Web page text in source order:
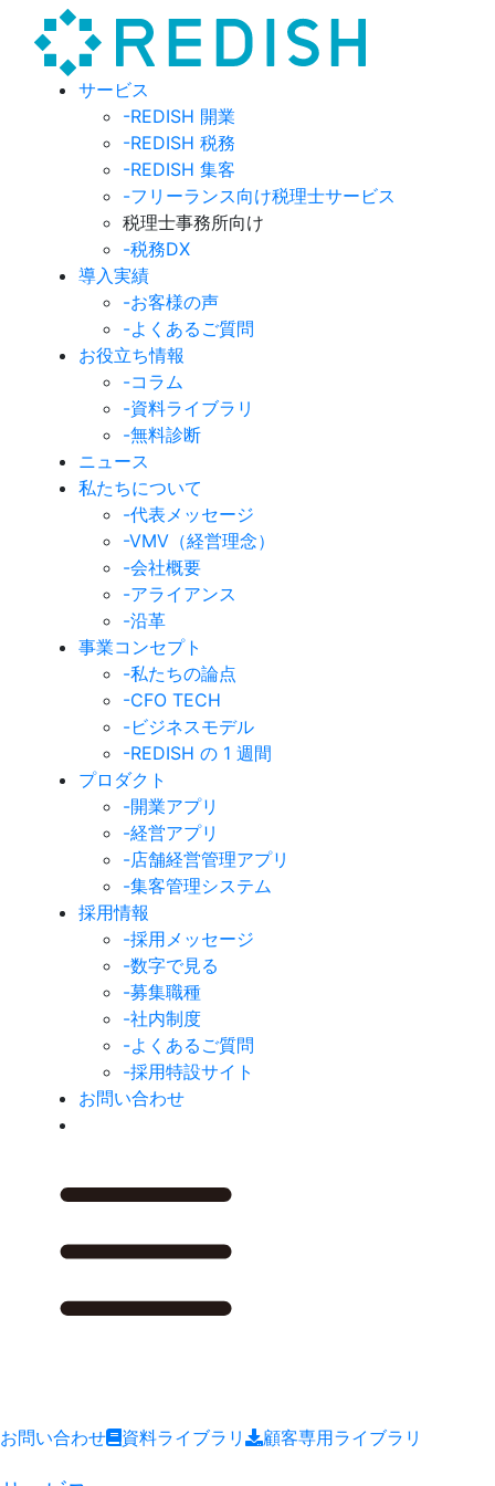
サービス
-REDISH 開業
-REDISH 税務
-REDISH 集客
-フリーランス向け税理士サービス
税理士事務所向け
-税務DX
導入実績
-お客様の声
-よくあるご質問
お役立ち情報
-コラム
-資料ライブラリ
-無料診断
ニュース
私たちについて
-代表メッセージ
-VMV（経営理念）
-会社概要
-アライアンス
-沿革
事業コンセプト
-私たちの論点
-CFO TECH
-ビジネスモデル
-REDISH の 1 週間
プロダクト
-開業アプリ
-経営アプリ
-店舗経営管理アプリ
-集客管理システム
採用情報
-採用メッセージ
-数字で見る
-募集職種
-社内制度
-よくあるご質問
-採用特設サイト
お問い合わせ
お問い合わせ 資料ライブラリ 顧客専用ライブラリ